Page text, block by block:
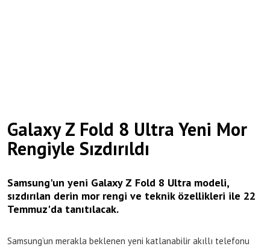
Galaxy Z Fold 8 Ultra Yeni Mor
Rengiyle Sızdırıldı
Samsung'un yeni Galaxy Z Fold 8 Ultra modeli,
sızdırılan derin mor rengi ve teknik özellikleri ile 22
Temmuz'da tanıtılacak.
Samsung’un merakla beklenen yeni katlanabilir akıllı telefonu